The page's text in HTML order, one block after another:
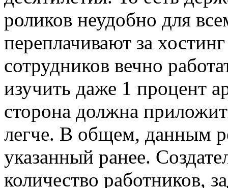
роликов неудобно для
переплачивают за
сотрудников вечно
изучить даже 1 процент
сторона должна
легче. В общем, данным
указанный ранее.
количество работников,